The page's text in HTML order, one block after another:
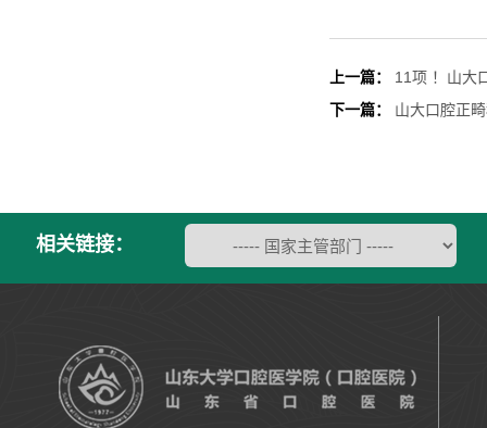
上一篇：
11项 ！山大
下一篇：
山大口腔正
相关链接：